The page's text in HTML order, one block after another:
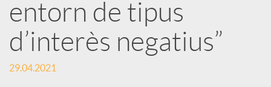
s
S
entorn de tipus
d’interès negatius”
29.04.2021